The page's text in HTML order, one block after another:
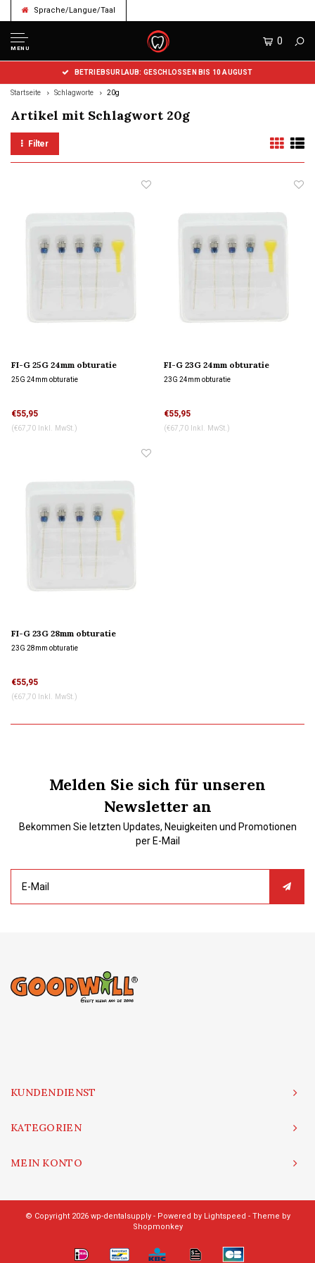
Sprache/Langue/Taal
MENU
0
BETRIEBSURLAUB: GESCHLOSSEN BIS 10 AUGUST
Startseite Schlagworte 20g
Artikel mit Schlagwort 20g
Filter
FI-G 25G 24mm obturatie
25G 24mm obturatie
€55,95
(€67,70 Inkl. MwSt.)
FI-G 23G 24mm obturatie
23G 24mm obturatie
€55,95
(€67,70 Inkl. MwSt.)
FI-G 23G 28mm obturatie
23G 28mm obturatie
€55,95
(€67,70 Inkl. MwSt.)
Melden Sie sich für unseren
Newsletter an
Bekommen Sie letzten Updates, Neuigkeiten und Promotionen
per E-Mail
KUNDENDIENST
KATEGORIEN
MEIN KONTO
© Copyright 2026 wp-dentalsupply - Powered by Lightspeed - Theme by
Shopmonkey